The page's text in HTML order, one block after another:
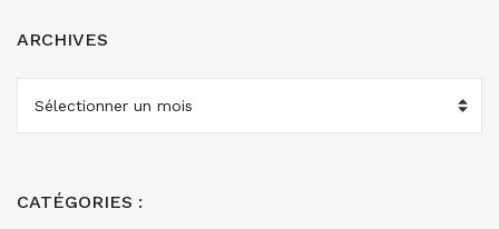
ARCHIVES
ARCHIVES
CATÉGORIES :